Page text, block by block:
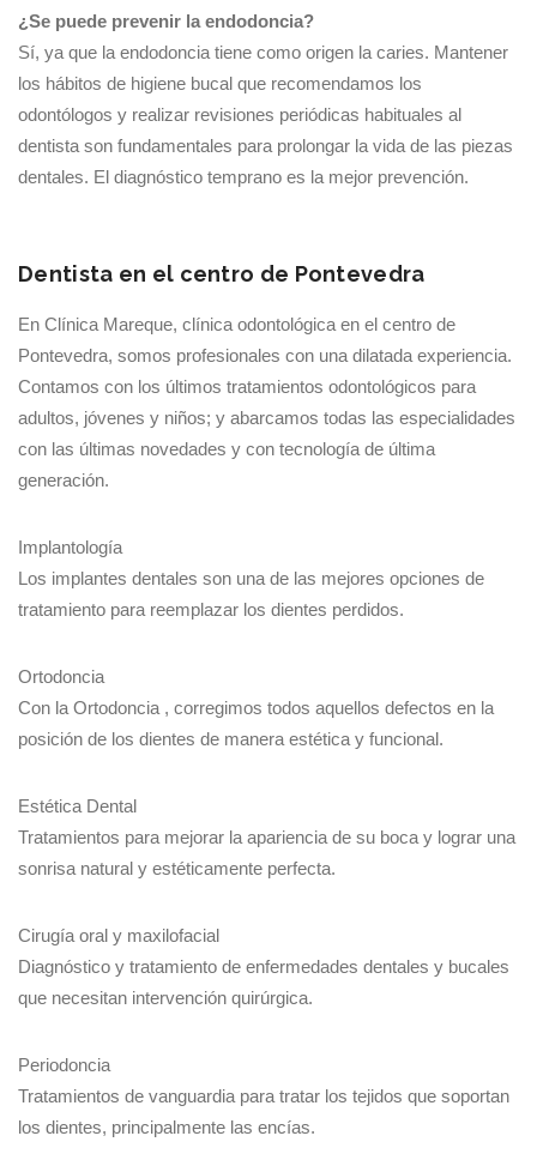
¿Se puede prevenir la endodoncia?
Sí, ya que la endodoncia tiene como origen la caries. Mantener
los hábitos de higiene bucal que recomendamos los
odontólogos y realizar revisiones periódicas habituales al
dentista son fundamentales para prolongar la vida de las piezas
dentales. El diagnóstico temprano es la mejor prevención.
Dentista en el centro de Pontevedra
En Clínica Mareque, clínica odontológica en el centro de
Pontevedra, somos profesionales con una dilatada experiencia.
Contamos con los últimos tratamientos odontológicos para
adultos, jóvenes y niños; y abarcamos todas las especialidades
con las últimas novedades y con tecnología de última
generación.
Implantología
Los implantes dentales son una de las mejores opciones de
tratamiento para reemplazar los dientes perdidos.
Ortodoncia
Con la Ortodoncia , corregimos todos aquellos defectos en la
posición de los dientes de manera estética y funcional.
Estética Dental
Tratamientos para mejorar la apariencia de su boca y lograr una
sonrisa natural y estéticamente perfecta.
Cirugía oral y maxilofacial
Diagnóstico y tratamiento de enfermedades dentales y bucales
que necesitan intervención quirúrgica.
Periodoncia
Tratamientos de vanguardia para tratar los tejidos que soportan
los dientes, principalmente las encías.